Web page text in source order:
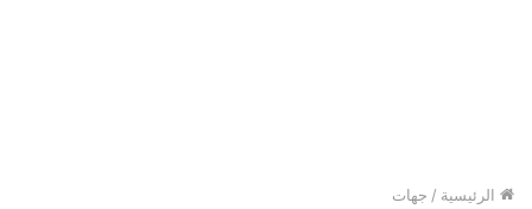
الرئيسية / جهات